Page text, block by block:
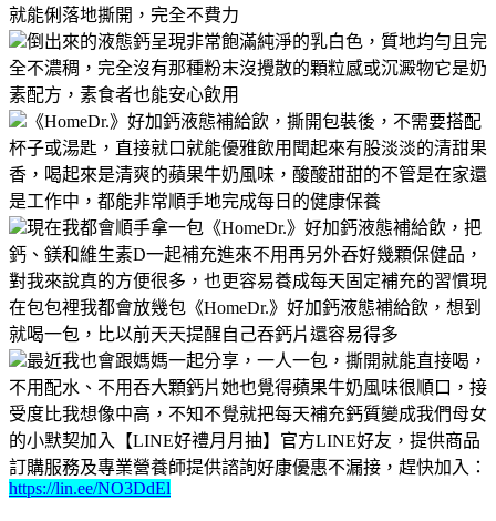
就能俐落地撕開，完全不費力
倒出來的液態鈣呈現非常飽滿純淨的乳白色，質地均勻且完
全不濃稠，完全沒有那種粉末沒攪散的顆粒感或沉澱物它是奶
素配方，素食者也能安心飲用
《HomeDr.》好加鈣液態補給飲，撕開包裝後，不需要搭配
杯子或湯匙，直接就口就能優雅飲用聞起來有股淡淡的清甜果
香，喝起來是清爽的蘋果牛奶風味，酸酸甜甜的不管是在家還
是工作中，都能非常順手地完成每日的健康保養
現在我都會順手拿一包《HomeDr.》好加鈣液態補給飲，把
鈣、鎂和維生素D一起補充進來不用再另外吞好幾顆保健品，
對我來說真的方便很多，也更容易養成每天固定補充的習慣現
在包包裡我都會放幾包《HomeDr.》好加鈣液態補給飲，想到
就喝一包，比以前天天提醒自己吞鈣片還容易得多
最近我也會跟媽媽一起分享，一人一包，撕開就能直接喝，
不用配水、不用吞大顆鈣片她也覺得蘋果牛奶風味很順口，接
受度比我想像中高，不知不覺就把每天補充鈣質變成我們母女
的小默契加入【LINE好禮月月抽】官方LINE好友，提供商品
訂購服務及專業營養師提供諮詢好康優惠不漏接，趕快加入：
https://lin.ee/NO3DdEl